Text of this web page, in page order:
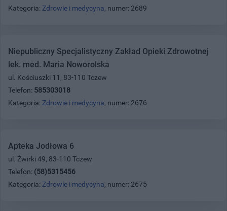
Kategoria: Zdrowie i medycyna, numer: 2689
Niepubliczny Specjalistyczny Zakład Opieki Zdrowotnej
lek. med. Maria Noworolska
ul. Kościuszki 11, 83-110 Tczew
Telefon: 585303018
Kategoria: Zdrowie i medycyna, numer: 2676
Apteka Jodłowa 6
ul. Żwirki 49, 83-110 Tczew
Telefon: (58)5315456
Kategoria: Zdrowie i medycyna, numer: 2675